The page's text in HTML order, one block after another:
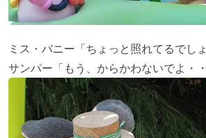
ミス・バニー「ちょっと照れてるでし
サンパー「もう、からかわないでよ・・